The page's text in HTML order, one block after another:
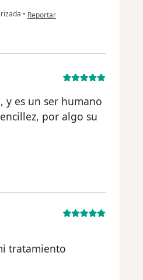
• en opinión del usuario martha cecilia
Reportar
y es un ser humano
por algo su
tratamiento
paciente